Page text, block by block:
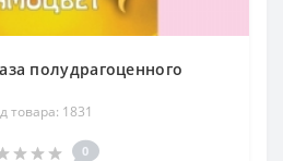
полудрагоценного
товара: 1831
0